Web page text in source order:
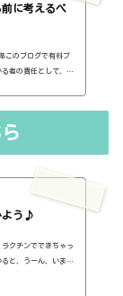
に表示されてるだけ
に考えるべ
このブログで有料プ
者の責任として、有
くような性能のもの
よう♪
ラクチンでできちゃっ
と、うーん、いまい